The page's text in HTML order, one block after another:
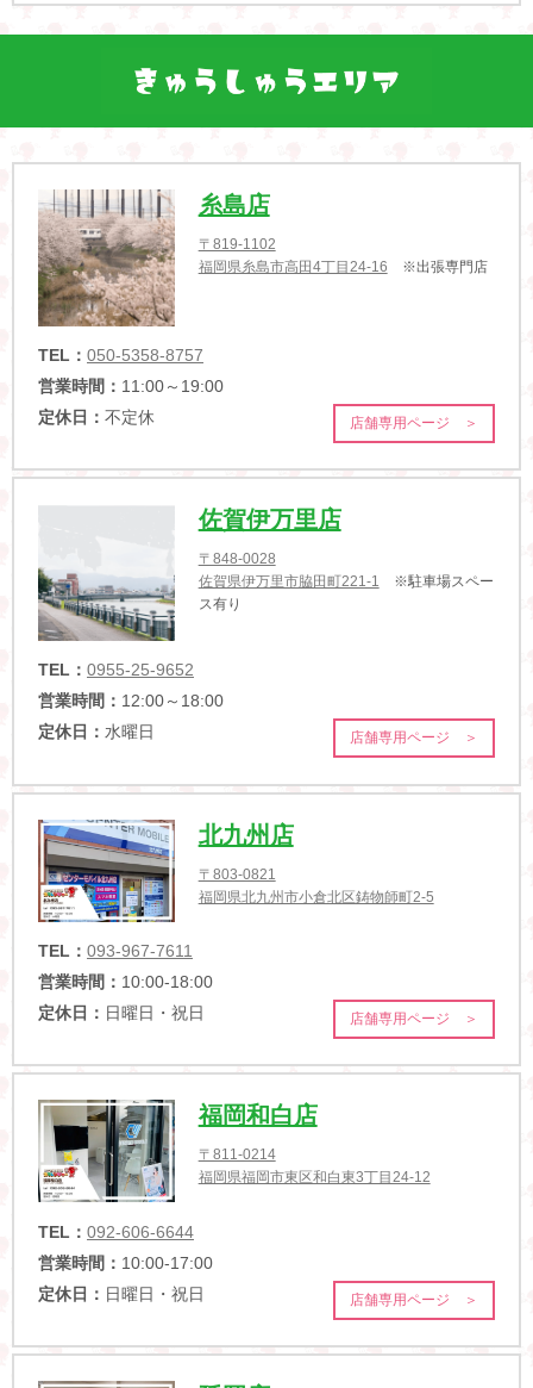
糸島店
〒819-1102
福岡県糸島市高田4丁目24-16 ※出張専門店
TEL： 050-5358-8757
営業時間： 11:00～19:00
定休日： 不定休 店舗専用ページ ＞
佐賀伊万里店
〒848-0028
佐賀県伊万里市脇田町221-1 ※駐車場スペー
ス有り
TEL： 0955-25-9652
営業時間： 12:00～18:00
定休日： 水曜日 店舗専用ページ ＞
北九州店
〒803-0821
福岡県北九州市小倉北区鋳物師町2-5
TEL： 093-967-7611
営業時間： 10:00-18:00
定休日： 日曜日・祝日 店舗専用ページ ＞
福岡和白店
〒811-0214
福岡県福岡市東区和白東3丁目24-12
TEL： 092-606-6644
営業時間： 10:00-17:00
定休日： 日曜日・祝日 店舗専用ページ ＞